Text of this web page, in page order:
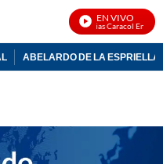
EN VIVO
Noticias Caracol En Vivo
ABELARDO DE LA ESPRIELLA